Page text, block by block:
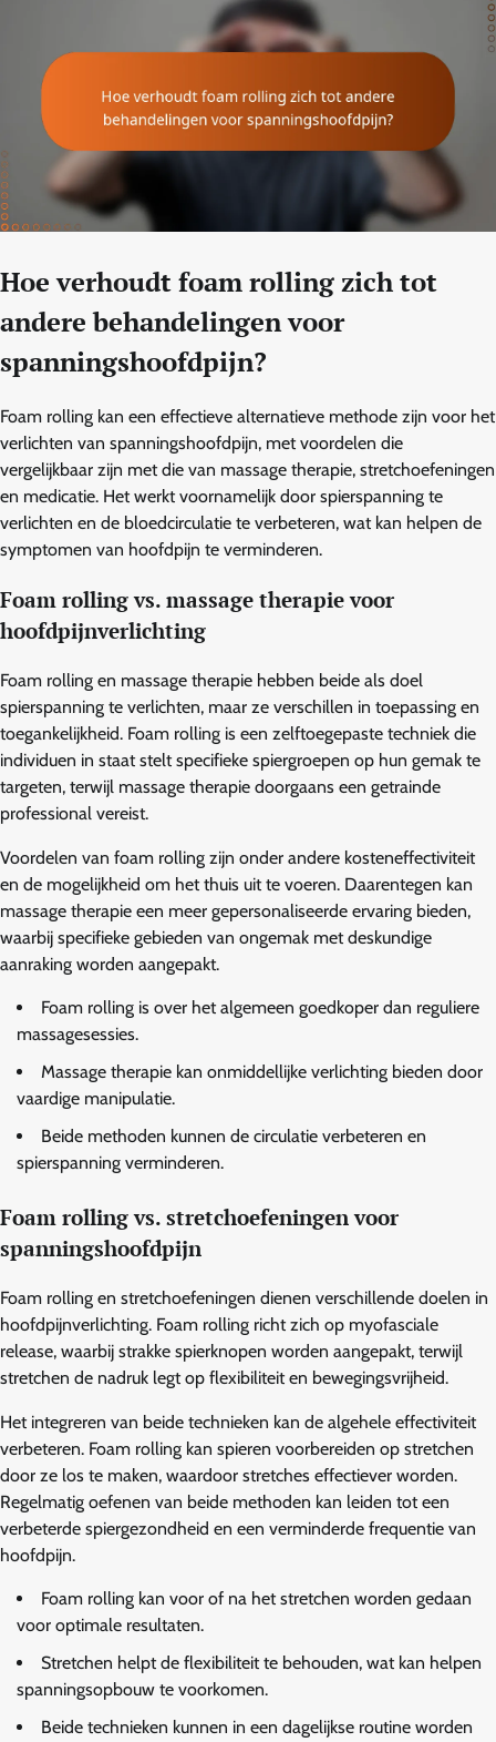
Hoe verhoudt foam rolling zich tot
andere behandelingen voor
spanningshoofdpijn?
Foam rolling kan een effectieve alternatieve methode zijn voor het
verlichten van spanningshoofdpijn, met voordelen die
vergelijkbaar zijn met die van massage therapie, stretchoefeningen
en medicatie. Het werkt voornamelijk door spierspanning te
verlichten en de bloedcirculatie te verbeteren, wat kan helpen de
symptomen van hoofdpijn te verminderen.
Foam rolling vs. massage therapie voor
hoofdpijnverlichting
Foam rolling en massage therapie hebben beide als doel
spierspanning te verlichten, maar ze verschillen in toepassing en
toegankelijkheid. Foam rolling is een zelftoegepaste techniek die
individuen in staat stelt specifieke spiergroepen op hun gemak te
targeten, terwijl massage therapie doorgaans een getrainde
professional vereist.
Voordelen van foam rolling zijn onder andere kosteneffectiviteit
en de mogelijkheid om het thuis uit te voeren. Daarentegen kan
massage therapie een meer gepersonaliseerde ervaring bieden,
waarbij specifieke gebieden van ongemak met deskundige
aanraking worden aangepakt.
Foam rolling is over het algemeen goedkoper dan reguliere
massagesessies.
Massage therapie kan onmiddellijke verlichting bieden door
vaardige manipulatie.
Beide methoden kunnen de circulatie verbeteren en
spierspanning verminderen.
Foam rolling vs. stretchoefeningen voor
spanningshoofdpijn
Foam rolling en stretchoefeningen dienen verschillende doelen in
hoofdpijnverlichting. Foam rolling richt zich op myofasciale
release, waarbij strakke spierknopen worden aangepakt, terwijl
stretchen de nadruk legt op flexibiliteit en bewegingsvrijheid.
Het integreren van beide technieken kan de algehele effectiviteit
verbeteren. Foam rolling kan spieren voorbereiden op stretchen
door ze los te maken, waardoor stretches effectiever worden.
Regelmatig oefenen van beide methoden kan leiden tot een
verbeterde spiergezondheid en een verminderde frequentie van
hoofdpijn.
Foam rolling kan voor of na het stretchen worden gedaan
voor optimale resultaten.
Stretchen helpt de flexibiliteit te behouden, wat kan helpen
spanningsopbouw te voorkomen.
Beide technieken kunnen in een dagelijkse routine worden